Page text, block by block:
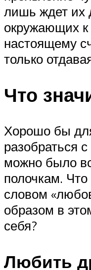
лишь ждет их
окружающих
настоящему
только
Что
Хорошо бы
разобраться
можно было
полочкам.
словом
образом в
себя?
Любить